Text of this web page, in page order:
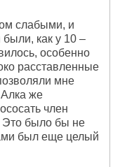
слабыми, и
как у 10 –
особенно
расставленные
мне
же
член
Это было бы не
был еще целый